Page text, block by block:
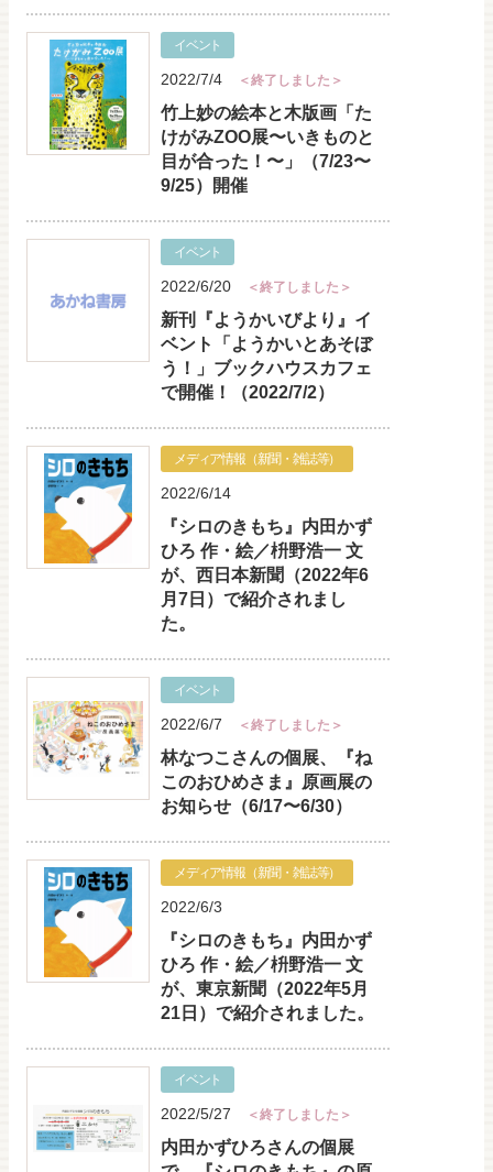
イベント
2022/7/4 ＜終了しました＞
竹上妙の絵本と木版画「た
けがみZOO展〜いきものと
目が合った！〜」（7/23〜
9/25）開催
イベント
2022/6/20 ＜終了しました＞
新刊『ようかいびより』イ
ベント「ようかいとあそぼ
う！」ブックハウスカフェ
で開催！（2022/7/2）
メディア情報（新聞・雑誌等）
2022/6/14
『シロのきもち』内田かず
ひろ 作・絵／枡野浩一 文
が、西日本新聞（2022年6
月7日）で紹介されまし
た。
イベント
2022/6/7 ＜終了しました＞
林なつこさんの個展、『ね
このおひめさま』原画展の
お知らせ（6/17〜6/30）
メディア情報（新聞・雑誌等）
2022/6/3
『シロのきもち』内田かず
ひろ 作・絵／枡野浩一 文
が、東京新聞（2022年5月
21日）で紹介されました。
イベント
2022/5/27 ＜終了しました＞
内田かずひろさんの個展